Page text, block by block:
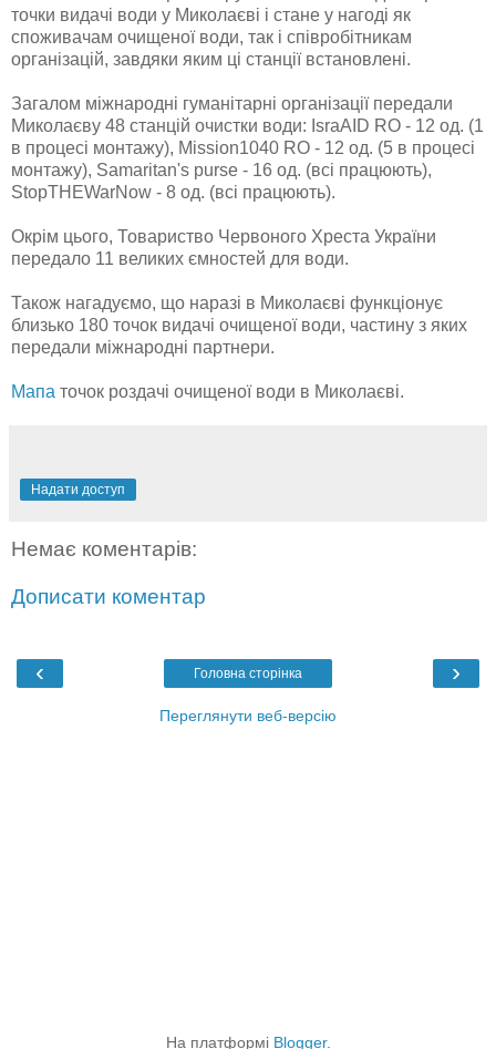
точки видачі води у Миколаєві і стане у нагоді як
споживачам очищеної води, так і співробітникам
організацій, завдяки яким ці станції встановлені.
Загалом міжнародні гуманітарні організації передали
Миколаєву 48 станцій очистки води: IsraAID RO - 12 од. (1
в процесі монтажу), Mission1040 RO - 12 од. (5 в процесі
монтажу), Samaritan's purse - 16 од. (всі працюють),
StopTHEWarNow - 8 од. (всі працюють).
Окрім цього, Товариство Червоного Хреста України
передало 11 великих ємностей для води.
Також нагадуємо, що наразі в Миколаєві функціонує
близько 180 точок видачі очищеної води, частину з яких
передали міжнародні партнери.
Мапа точок роздачі очищеної води в Миколаєві.
Надати доступ
Немає коментарів:
Дописати коментар
‹ ›
Головна сторінка
Переглянути веб-версію
На платформі Blogger.